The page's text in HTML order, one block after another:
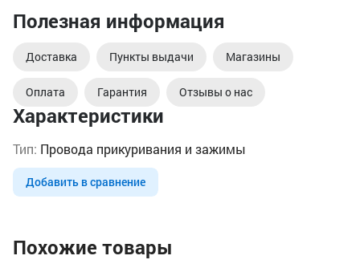
Характеристики
Тип: Провода прикуривания и зажимы
Добавить в сравнение
Полезная информация
Доставка Пункты выдачи Магазины
Оплата Гарантия Отзывы о нас
Похожие товары